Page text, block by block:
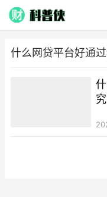
什么网贷平台好通